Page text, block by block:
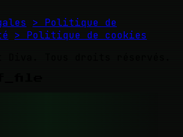
> Politique de
> Politique de cookies